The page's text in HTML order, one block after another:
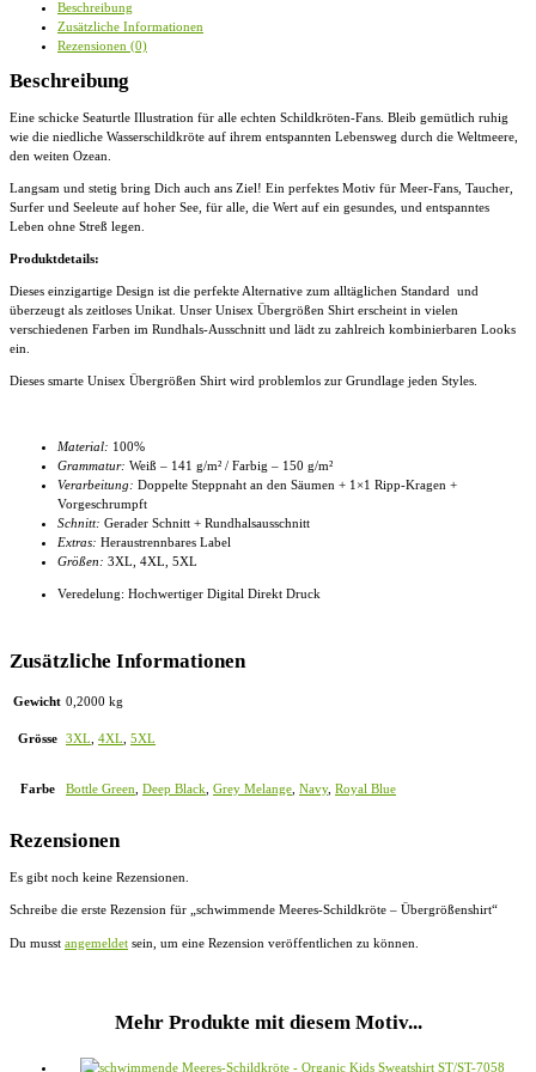
Beschreibung
Zusätzliche Informationen
Rezensionen (0)
Beschreibung
Eine schicke Seaturtle Illustration für alle echten Schildkröten-Fans. Bleib gemütlich ruhig
wie die niedliche Wasserschildkröte auf ihrem entspannten Lebensweg durch die Weltmeere,
den weiten Ozean.
Langsam und stetig bring Dich auch ans Ziel! Ein perfektes Motiv für Meer-Fans, Taucher,
Surfer und Seeleute auf hoher See, für alle, die Wert auf ein gesundes, und entspanntes
Leben ohne Streß legen.
Produktdetails:
Dieses einzigartige Design ist die perfekte Alternative zum alltäglichen Standard und
überzeugt als zeitloses Unikat. Unser Unisex Übergrößen Shirt erscheint in vielen
verschiedenen Farben im Rundhals-Ausschnitt und lädt zu zahlreich kombinierbaren Looks
ein.
Dieses smarte Unisex Übergrößen Shirt wird problemlos zur Grundlage jeden Styles.
Material: 100%
Grammatur: Weiß – 141 g/m² / Farbig – 150 g/m²
Verarbeitung: Doppelte Steppnaht an den Säumen + 1×1 Ripp-Kragen +
Vorgeschrumpft
Schnitt: Gerader Schnitt + Rundhalsausschnitt
Extras: Heraustrennbares Label
Größen: 3XL, 4XL , 5XL
Veredelung: Hochwertiger Digital Direkt Druck
Zusätzliche Informationen
Gewicht 0,2000 kg
Grösse 3XL 4XL 5XL
Farbe Bottle Green Deep Black Grey Melange Navy, Royal Blue
Rezensionen
Es gibt noch keine Rezensionen.
Schreibe die erste Rezension für „schwimmende Meeres-Schildkröte – Übergrößenshirt“
Du musst angemeldet sein, um eine Rezension veröffentlichen zu können.
Mehr Produkte mit diesem Motiv...